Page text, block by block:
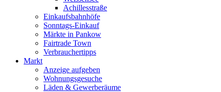
Achillesstraße
Einkaufsbahnhöfe
Sonntags-Einkauf
Märkte in Pankow
Fairtrade Town
Verbrauchertipps
Markt
Anzeige aufgeben
Wohnungsgesuche
Läden & Gewerberäume